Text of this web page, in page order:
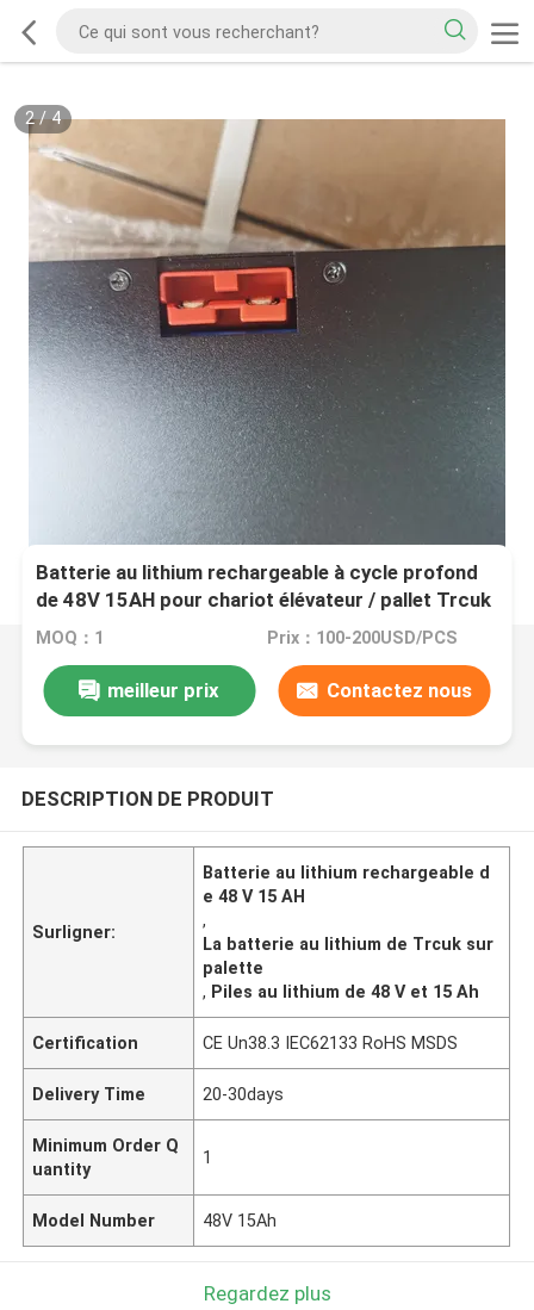
2/4
Batterie au lithium rechargeable à cycle profond
de 48V 15AH pour chariot élévateur / pallet Trcuk
MOQ：1 Prix：100-200USD/PCS
meilleur prix Contactez nous
DESCRIPTION DE PRODUIT
Surligner:
Batterie au lithium rechargeable d
e 48 V 15 AH
,
La batterie au lithium de Trcuk sur
palette
, Piles au lithium de 48 V et 15 Ah
Certification CE Un38.3 IEC62133 RoHS MSDS
Delivery Time 20-30days
Minimum Order Q
uantity
1
Model Number 48V 15Ah
Regardez plus